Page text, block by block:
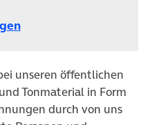
unseren öffentlichen
Tonmaterial in Form
durch von uns